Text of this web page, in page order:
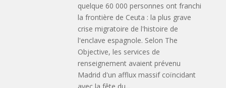
quelque 60 000 personnes ont franchi
la frontière de Ceuta : la plus grave
crise migratoire de l'histoire de
l'enclave espagnole. Selon The
Objective, les services de
renseignement avaient prévenu
Madrid d'un afflux massif coïncidant